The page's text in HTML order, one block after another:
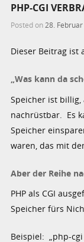
PHP-CGI
Posted on 28.
Dieser Beitrag ist
„Was kann da
Speicher ist
nachrüstbar. Es
Speicher
waren, das mit
Aber der Reihe
PHP als CGI
Speicher fürs
Beispiel: „php-